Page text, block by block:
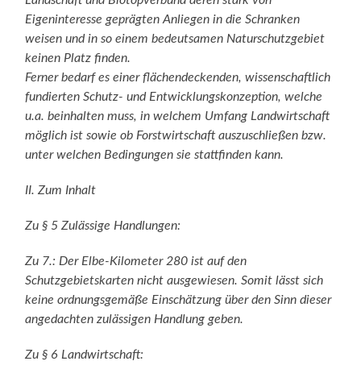
Eigeninteresse geprägten Anliegen in die Schranken
weisen und in so einem bedeutsamen Naturschutzgebiet
keinen Platz finden.
Ferner bedarf es einer flächendeckenden, wissenschaftlich
fundierten Schutz- und Entwicklungskonzeption, welche
u.a. beinhalten muss, in welchem Umfang Landwirtschaft
möglich ist sowie ob Forstwirtschaft auszuschließen bzw.
unter welchen Bedingungen sie stattfinden kann.
II. Zum Inhalt
Zu § 5 Zulässige Handlungen:
Zu 7.: Der Elbe-Kilometer 280 ist auf den
Schutzgebietskarten nicht ausgewiesen. Somit lässt sich
keine ordnungsgemäße Einschätzung über den Sinn dieser
angedachten zulässigen Handlung geben.
Zu § 6 Landwirtschaft: